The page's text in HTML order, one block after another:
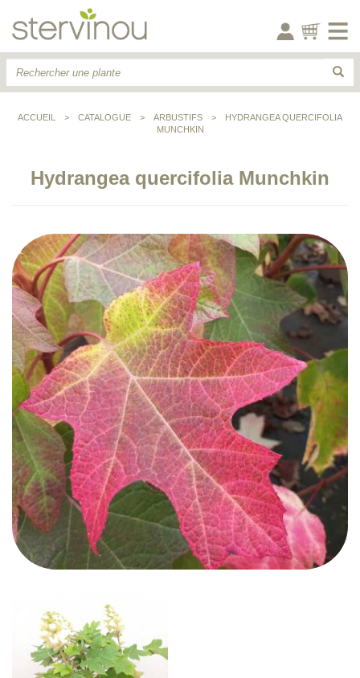
ACCUEIL > CATALOGUE > ARBUSTIFS >
HYDRANGEA QUERCIFOLIA
MUNCHKIN
Hydrangea quercifolia Munchkin